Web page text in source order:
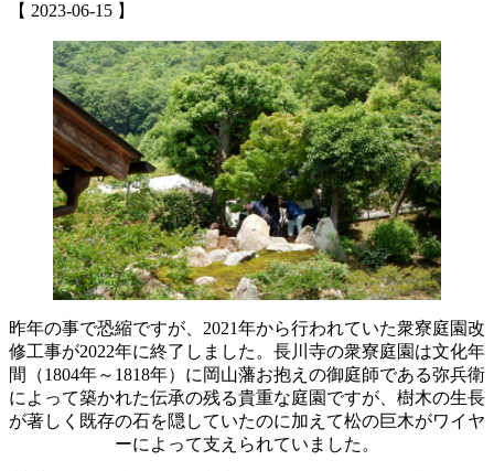
【 2023-06-15 】
昨年の事で恐縮ですが、2021年から行われていた衆寮庭園改
修工事が2022年に終了しました。長川寺の衆寮庭園は文化年
間（1804年～1818年）に岡山藩お抱えの御庭師である弥兵衛
によって築かれた伝承の残る貴重な庭園ですが、樹木の生長
が著しく既存の石を隠していたのに加えて松の巨木がワイヤ
ーによって支えられていました。